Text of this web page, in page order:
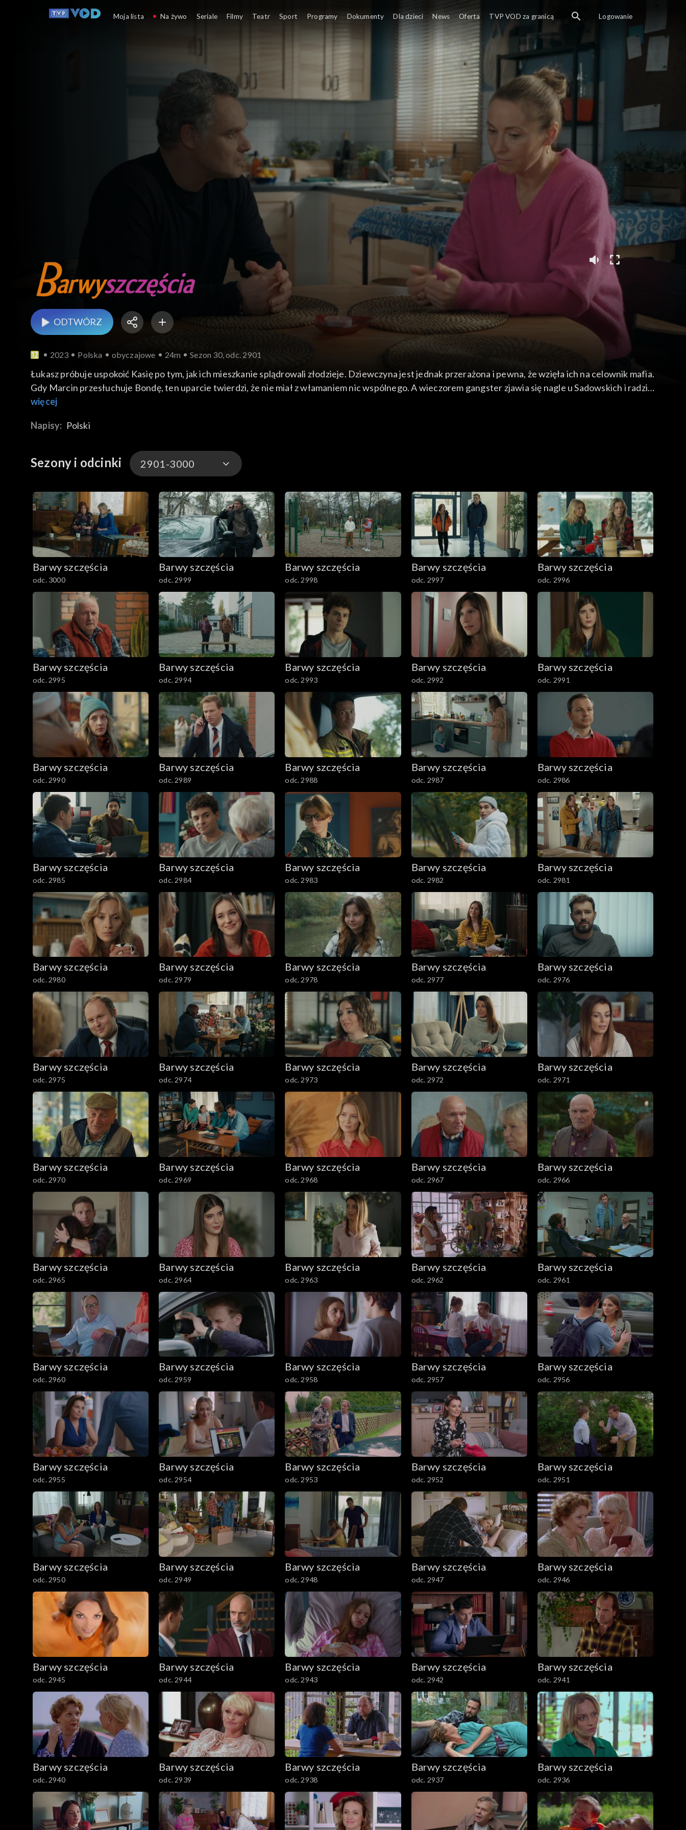
ODTWÓRZ
2023 Polska obyczajowe 24m Sezon 30, odc. 2901
Łukasz próbuje uspokoić Kasię po tym, jak ich mieszkanie splądrowali złodzieje. Dziewczyna jest jednak przerażona i pewna, że wzięła ich na celownik mafia.
Gdy Marcin przesłuchuje Bondę, ten uparcie twierdzi, że nie miał z włamaniem nic wspólnego. A wieczorem gangster zjawia się nagle u Sadowskich i radzi
Łukaszowi, by "zmądrzał". Z kolei Vincenzo czuje ukłucie zazdrości - gdy Ania wiesza w restauracji kalendarz ze zdjęciami piłkarzy.
więcej
Napisy: Polski
Sezony i odcinki 2901-3000
3301-3400
3201-3300
3101-3200
3001-3100
2901-3000
2801–2900
2701–2800
2601–2700
2501–2600
2401–2500
2301–2400
2201–2300
2101–2200
2001–2100
1901–2000
1801–1900
1701–1800
1601–1700
1501–1600
1401–1500
1301–1400
1201–1300
1101–1200
1001–1100
901–1000
801–900
782–800
Barwy szczęścia
odc. 3000
Barwy szczęścia
odc. 2999
Barwy szczęścia
odc. 2998
Barwy szczęścia
odc. 2997
Barwy szczęścia
odc. 2996
Barwy szczęścia
odc. 2995
Barwy szczęścia
odc. 2994
Barwy szczęścia
odc. 2993
Barwy szczęścia
odc. 2992
Barwy szczęścia
odc. 2991
Barwy szczęścia
odc. 2990
Barwy szczęścia
odc. 2989
Barwy szczęścia
odc. 2988
Barwy szczęścia
odc. 2987
Barwy szczęścia
odc. 2986
Barwy szczęścia
odc. 2985
Barwy szczęścia
odc. 2984
Barwy szczęścia
odc. 2983
Barwy szczęścia
odc. 2982
Barwy szczęścia
odc. 2981
Barwy szczęścia
odc. 2980
Barwy szczęścia
odc. 2979
Barwy szczęścia
odc. 2978
Barwy szczęścia
odc. 2977
Barwy szczęścia
odc. 2976
Barwy szczęścia
odc. 2975
Barwy szczęścia
odc. 2974
Barwy szczęścia
odc. 2973
Barwy szczęścia
odc. 2972
Barwy szczęścia
odc. 2971
Barwy szczęścia
odc. 2970
Barwy szczęścia
odc. 2969
Barwy szczęścia
odc. 2968
Barwy szczęścia
odc. 2967
Barwy szczęścia
odc. 2966
Barwy szczęścia
odc. 2965
Barwy szczęścia
odc. 2964
Barwy szczęścia
odc. 2963
Barwy szczęścia
odc. 2962
Barwy szczęścia
odc. 2961
Barwy szczęścia
odc. 2960
Barwy szczęścia
odc. 2959
Barwy szczęścia
odc. 2958
Barwy szczęścia
odc. 2957
Barwy szczęścia
odc. 2956
Barwy szczęścia
odc. 2955
Barwy szczęścia
odc. 2954
Barwy szczęścia
odc. 2953
Barwy szczęścia
odc. 2952
Barwy szczęścia
odc. 2951
Barwy szczęścia
odc. 2950
Barwy szczęścia
odc. 2949
Barwy szczęścia
odc. 2948
Barwy szczęścia
odc. 2947
Barwy szczęścia
odc. 2946
Barwy szczęścia
odc. 2945
Barwy szczęścia
odc. 2944
Barwy szczęścia
odc. 2943
Barwy szczęścia
odc. 2942
Barwy szczęścia
odc. 2941
Barwy szczęścia
odc. 2940
Barwy szczęścia
odc. 2939
Barwy szczęścia
odc. 2938
Barwy szczęścia
odc. 2937
Barwy szczęścia
odc. 2936
Moja lista Na żywo Seriale Filmy Teatr Sport Programy Dokumenty Dla dzieci News Oferta TVP VOD za granicą Logowanie